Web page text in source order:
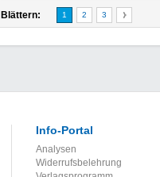
Blättern: 1 2 3
Info-Portal
Analysen
Widerrufsbelehrung